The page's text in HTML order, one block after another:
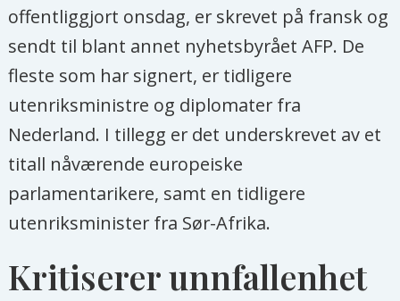
offentliggjort onsdag, er skrevet på fransk og
sendt til blant annet nyhetsbyrået AFP. De
fleste som har signert, er tidligere
utenriksministre og diplomater fra
Nederland. I tillegg er det underskrevet av et
titall nåværende europeiske
parlamentarikere, samt en tidligere
utenriksminister fra Sør-Afrika.
Kritiserer unnfallenhet